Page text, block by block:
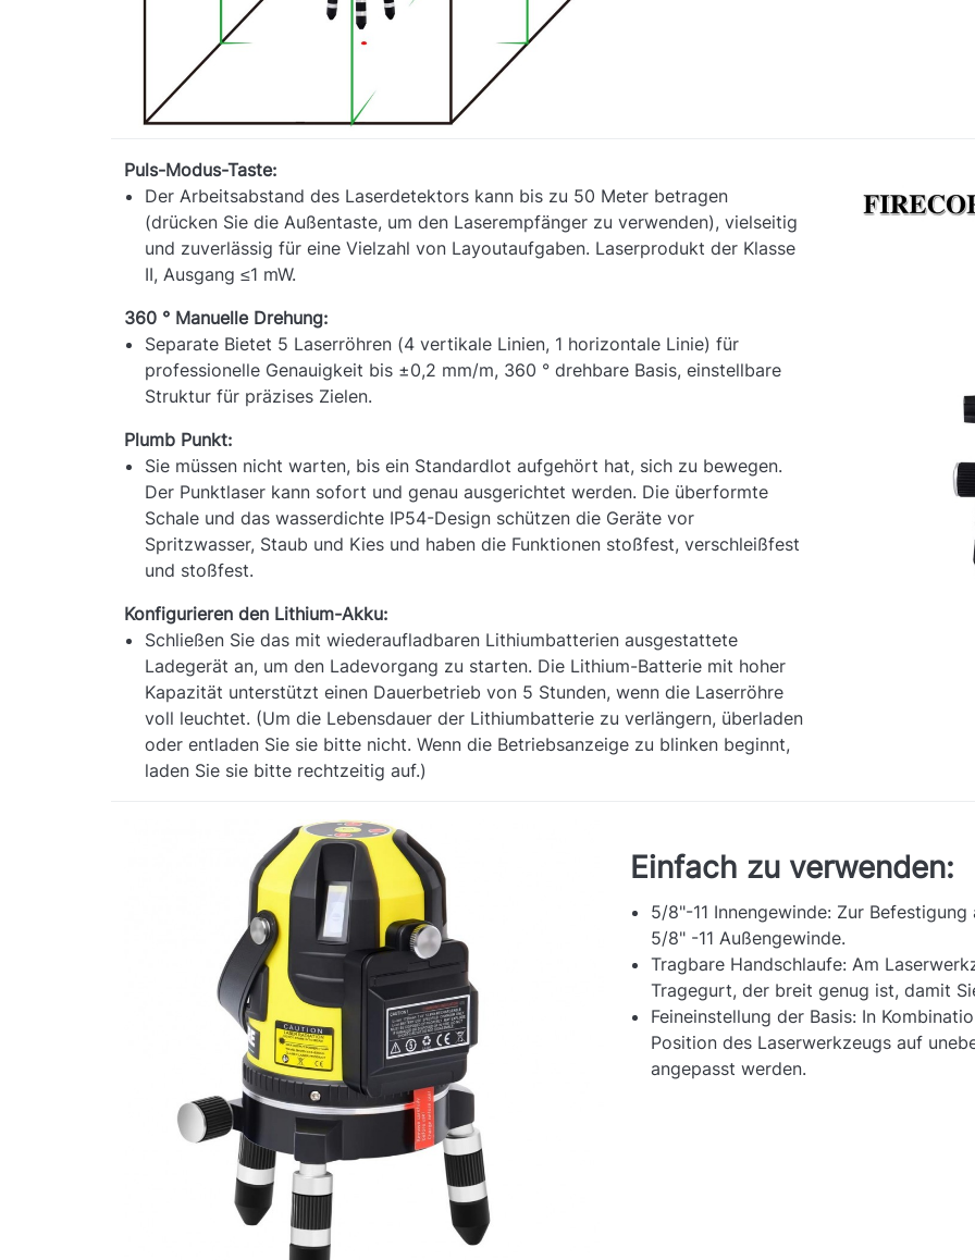
Puls-Modus-Taste:
Der Arbeitsabstand des Laserdetektors kann bis zu 50 Meter betragen
(drücken Sie die Außentaste, um den Laserempfänger zu verwenden), vielseitig
und zuverlässig für eine Vielzahl von Layoutaufgaben. Laserprodukt der Klasse
II, Ausgang ≤1 mW.
360 ° Manuelle Drehung:
Separate Bietet 5 Laserröhren (4 vertikale Linien, 1 horizontale Linie) für
professionelle Genauigkeit bis ±0,2 mm/m, 360 ° drehbare Basis, einstellbare
Struktur für präzises Zielen.
Plumb Punkt:
Sie müssen nicht warten, bis ein Standardlot aufgehört hat, sich zu bewegen.
Der Punktlaser kann sofort und genau ausgerichtet werden. Die überformte
Schale und das wasserdichte IP54-Design schützen die Geräte vor
Spritzwasser, Staub und Kies und haben die Funktionen stoßfest, verschleißfest
und stoßfest.
Konfigurieren den Lithium-Akku:
Schließen Sie das mit wiederaufladbaren Lithiumbatterien ausgestattete
Ladegerät an, um den Ladevorgang zu starten. Die Lithium-Batterie mit hoher
Kapazität unterstützt einen Dauerbetrieb von 5 Stunden, wenn die Laserröhre
voll leuchtet. (Um die Lebensdauer der Lithiumbatterie zu verlängern, überladen
oder entladen Sie sie bitte nicht. Wenn die Betriebsanzeige zu blinken beginnt,
laden Sie sie bitte rechtzeitig auf.)
Einfach zu verwenden:
5/8"-11 Innengewinde: Zur
5/8" -11 Außengewinde.
Tragbare Handschlaufe: Am
Tragegurt, der breit genug ist, damit
Feineinstellung der Basis: In
Position des Laserwerkzeugs auf
angepasst werden.